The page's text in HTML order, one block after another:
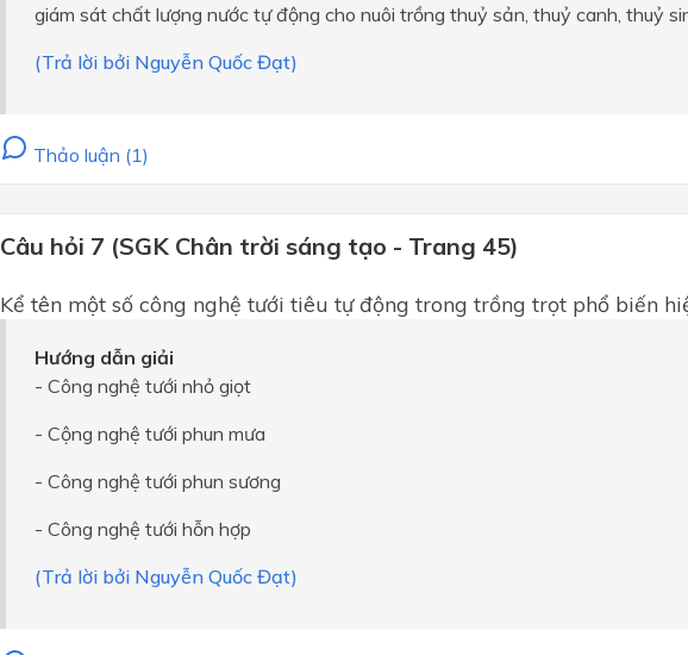
giám sát chất lượng nước tự động cho nuôi trồng thuỷ sản, thuỷ canh, thuỷ
(Trả lời bởi Nguyễn Quốc Đạt)
Thảo luận (1)
Câu hỏi 7 (SGK Chân trời sáng tạo - Trang 45)
Kể tên một số công nghệ tưới tiêu tự động trong trồng trọt phổ biến
Hướng dẫn giải
- Công nghệ tưới nhỏ giọt
- Cộng nghệ tưới phun mưa
- Công nghệ tưới phun sương
- Công nghệ tưới hỗn hợp
(Trả lời bởi Nguyễn Quốc Đạt)